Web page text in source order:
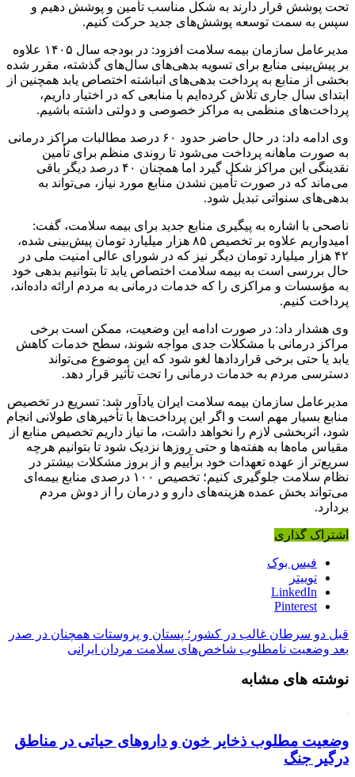
تحت پوشش قرار دارند به شکل مناسب تأمین و پوشش دهیم و
سپس به سمت توسعه پوشش‌های جدید حرکت کنیم.
مدیرعامل سازمان بیمه سلامت افزود: در بودجه سال ۱۴۰۵ علاوه
بر پیش‌بینی منابع برای تسویه بدهی‌های سال‌های گذشته، مقرر شده
بخشی از منابع به پرداخت بدهی‌های انباشته اختصاص یابد همچنین از
ابتدای سال جاری تلاش کرده‌ایم با منابعی که در اختیار داریم،
پرداخت‌های منظمی به مراکز خصوصی و دولتی داشته باشیم.
وی ادامه داد: در حال حاضر حدود ۶۰ درصد مطالبات مراکز درمانی
به صورت ماهانه پرداخت می‌شود تا روندی منظم برای تأمین
نقدینگی این مراکز شکل گیرد اما همچنان ۴۰ درصد دیگر باقی
می‌ماند که در صورت تأمین نشدن منابع مورد نیاز، می‌تواند به
بدهی‌های سنواتی تبدیل شود.
ناصحی با اشاره به پیگیری منابع جدید برای بیمه سلامت، گفت:
امیدواریم علاوه بر تخصیص ۸۵ هزار میلیارد تومان پیش‌بینی شده،
۴۲ هزار میلیارد تومان دیگر نیز که در شورای عالی امنیت ملی در
حال بررسی است به بیمه سلامت اختصاص یابد تا بتوانیم بدهی خود
به مؤسسات و مراکزی را که خدمات درمانی به مردم ارائه داده‌اند،
پرداخت کنیم.
وی هشدار داد: در صورت ادامه این وضعیت، ممکن است برخی
مراکز درمانی با مشکلات جدی مواجه شوند، سطح خدمات کاهش
یابد یا حتی برخی قراردادها لغو شود که این موضوع می‌تواند
دسترسی مردم به خدمات درمانی را تحت تأثیر قرار دهد.
مدیرعامل سازمان بیمه سلامت ایران یادآور شد: تسریع در تخصیص
منابع بسیار مهم است و اگر این پرداخت‌ها با تأخیرهای طولانی انجام
شود، اثربخشی لازم را نخواهد داشت، ما نیاز داریم تخصیص منابع از
مقیاس ماه‌ها به هفته‌ها و حتی روزها نزدیک شود تا بتوانیم هرچه
سریع‌تر از عهده تعهدات خود برآییم و از بروز مشکلات بیشتر در
نظام سلامت جلوگیری کنیم؛ تخصیص ۱۰۰ درصدی منابع بیمه‌ای
می‌تواند بخش عمده هزینه‌های دارو و درمان را از دوش مردم
بردارد.
اشتراک گذاری
فیس بوک
توییتر
LinkedIn
Pinterest
قبل دو سرطان غالب در کشور؛ پستان و پروستات همچنان در صدر
بعد وضعیت نامطلوب شاخص‌های سلامت مردان ایرانی
نوشته های مشابه
وضعیت مطلوب ذخایر خون و داروهای حیاتی در مناطق
درگیر جنگ